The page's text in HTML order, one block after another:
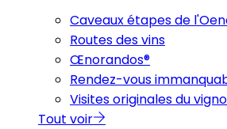
Caveaux étapes de
Routes des vins
Œnorandos®
Rendez-vous
Visites originales du
Tout voir